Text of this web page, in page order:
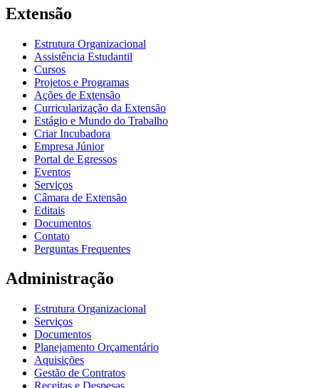
Extensão
Estrutura Organizacional
Assistência Estudantil
Cursos
Projetos e Programas
Ações de Extensão
Curricularização da Extensão
Estágio e Mundo do Trabalho
Criar Incubadora
Empresa Júnior
Portal de Egressos
Eventos
Serviços
Câmara de Extensão
Editais
Documentos
Contato
Perguntas Frequentes
Administração
Estrutura Organizacional
Serviços
Documentos
Planejamento Orçamentário
Aquisições
Gestão de Contratos